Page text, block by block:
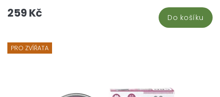
259 Kč Do košíku
PRO ZVÍŘATA